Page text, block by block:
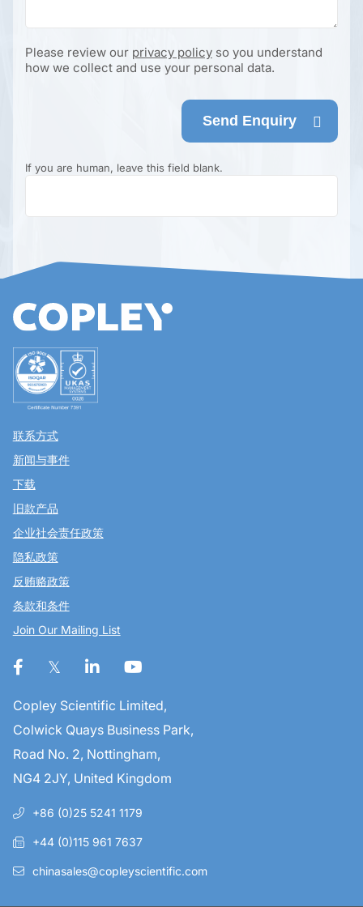
Please review our privacy policyso you understand
how we collect and use your personal data.
Send Enquiry
If you are human, leave this field blank.
联系方式
新闻与事件
下载
旧款产品
企业社会责任政策
隐私政策
反贿赂政策
条款和条件
Join Our Mailing List
Copley Scientific Limited,
Colwick Quays Business Park,
Road No. 2, Nottingham,
NG4 2JY, United Kingdom
+86 (0)25 5241 1179
+44 (0)115 961 7637
chinasales@copleyscientific.com